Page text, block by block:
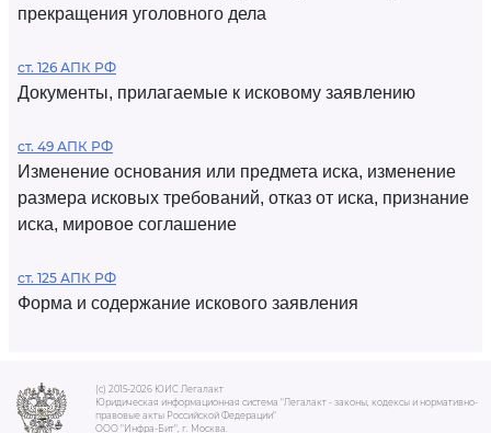
прекращения уголовного дела
ст. 126 АПК РФ
Документы, прилагаемые к исковому заявлению
ст. 49 АПК РФ
Изменение основания или предмета иска, изменение
размера исковых требований, отказ от иска, признание
иска, мировое соглашение
ст. 125 АПК РФ
Форма и содержание искового заявления
(c) 2015-2026 ЮИС Легалакт
Юридическая информационная система "Легалакт - законы, кодексы и нормативно-
правовые акты Российской Федерации"
ООО "Инфра-Бит", г. Москва.